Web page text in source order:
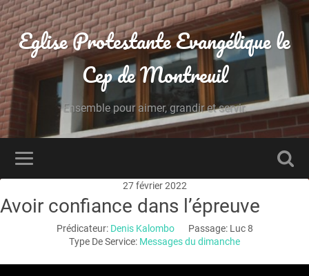
Eglise Protestante Evangélique le
Cep de Montreuil
Ensemble pour aimer, grandir et servir.
27 février 2022
Avoir confiance dans l’épreuve
Prédicateur: Denis Kalombo Passage: Luc 8
Type De Service: Messages du dimanche